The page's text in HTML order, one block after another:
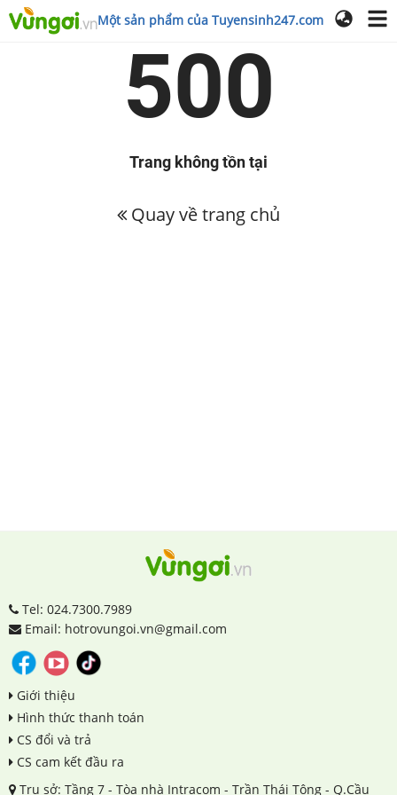
Một sản phẩm của Tuyensinh247.com
500
Trang không tồn tại
Quay về trang chủ
Tel: 024.7300.7989
Email: hotrovungoi.vn@gmail.com
Giới thiệu
Hình thức thanh toán
CS đổi và trả
CS cam kết đầu ra
Trụ sở: Tầng 7 - Tòa nhà Intracom - Trần Thái Tông - Q.Cầu